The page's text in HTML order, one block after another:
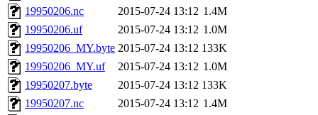
19950206.nc
2015-07-24 13:12 1.4M
19950206.uf
2015-07-24 13:12 1.0M
19950206_MY.byte 2015-07-24 13:12 133K
19950206_MY.uf
2015-07-24 13:12 1.0M
19950207.byte
2015-07-24 13:12 133K
19950207.nc
2015-07-24 13:12 1.4M